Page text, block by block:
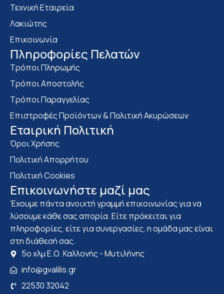
Τεχνική Εταιρεία
Λακιώτης
Επικοινωνία
Πληροφορίες Πελατών
Τρόποι Πληρωμής
Τρόποι Αποστολής
Τρόποι Παραγγελίας
Επιστροφές Προϊόντων & Πολιτική Ακυρώσεων
Eταιρική Πολιτική
Όροι Χρήσης
Πολιτική Απορρήτου
Πολιτική Cookies
Επικοινωνήστε μαζί μας
Έχουμε πάντα ανοιχτή γραμμή επικοινωνίας για να
λύσουμε κάθε σας απορία. Είτε πρόκειται για
πληροφορίες, είτε για συνεργασίες, η ομάδα μας είναι
στη διάθεσή σας.
5ο χλμ Ε.Ο. Καλλονής - Μυτιλήνης
info@gvalilis.gr
22530 32042